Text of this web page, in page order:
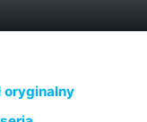
oryginalny